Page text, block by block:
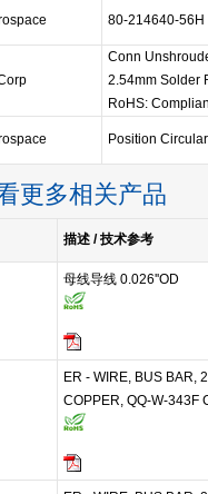
80-214640-56H
Conn
2.54mm Solder
RoHS:
Position
更多相关产品
描述 / 技术参考
母线导线 0.026''OD
ER - WIRE, BUS BAR,
COPPER, QQ-W-343F